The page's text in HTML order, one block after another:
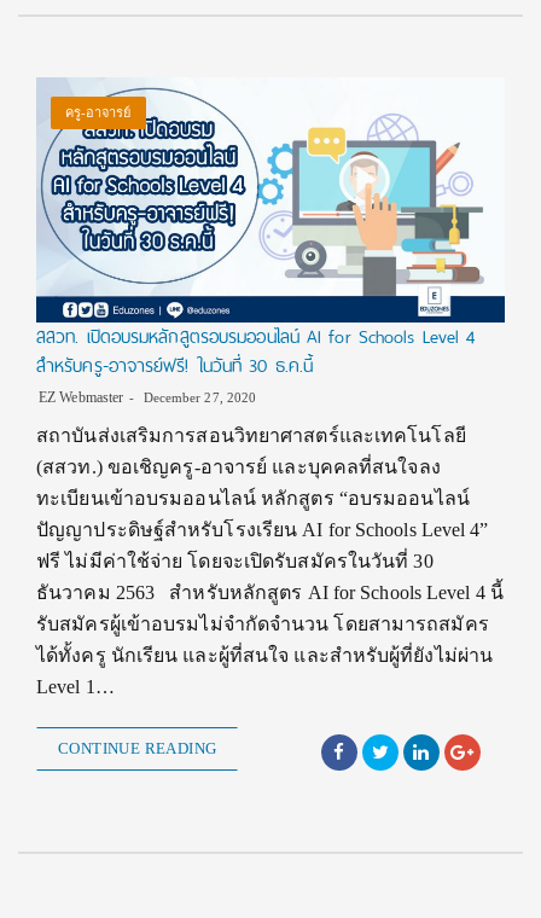
ครู-อาจารย์
สสวท. เปิดอบรมหลักสูตรอบรมออนไลน์ AI for Schools Level 4
สำหรับครู-อาจารย์ฟรี! ในวันที่ 30 ธ.ค.นี้
EZ Webmaster December 27, 2020
สถาบันส่งเสริมการสอนวิทยาศาสตร์และเทคโนโลยี
(สสวท.) ขอเชิญครู-อาจารย์ และบุคคลที่สนใจลง
ทะเบียนเข้าอบรมออนไลน์ หลักสูตร “อบรมออนไลน์
ปัญญาประดิษฐ์สำหรับโรงเรียน AI for Schools Level 4”
ฟรี ไม่มีค่าใช้จ่าย โดยจะเปิดรับสมัครในวันที่ 30
ธันวาคม 2563 สำหรับหลักสูตร AI for Schools Level 4 นี้
รับสมัครผู้เข้าอบรมไม่จำกัดจำนวน โดยสามารถสมัคร
ได้ทั้งครู นักเรียน และผู้ที่สนใจ และสำหรับผู้ที่ยังไม่ผ่าน
Level 1…
CONTINUE READING